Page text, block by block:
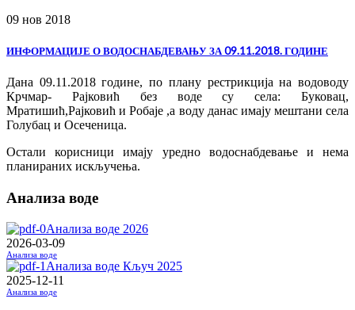
09 нов 2018
ИНФОРМАЦИЈЕ О ВОДОСНАБДЕВАЊУ ЗА 09.11.2018. ГОДИНЕ
Дана 09.11.2018 године, по плану рестрикција на водоводу
Крчмар- Рајковић без воде су села: Буковац,
Мратишић,Рајковић и Робаје ,а воду данас имају мештани села
Голубац и Осеченица.
Остали корисници имају уредно водоснабдевање и нема
планираних искључења.
Анализа воде
Анализа воде 2026
2026-03-09
Анализа воде
Анализа воде Кључ 2025
2025-12-11
Анализа воде